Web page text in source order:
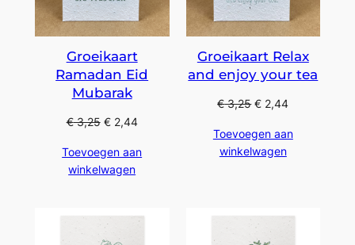
Groeikaart
Ramadan Eid
Mubarak
€3,25 €2,44
Toevoegen aan
winkelwagen
Groeikaart Relax
and enjoy your tea
€3,25 € 2,44
Toevoegen aan
winkelwagen